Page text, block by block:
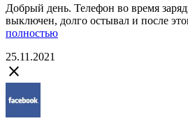
Добрый день. Телефон во время
выключен, долго остывал и после
полностью
25.11.2021
close